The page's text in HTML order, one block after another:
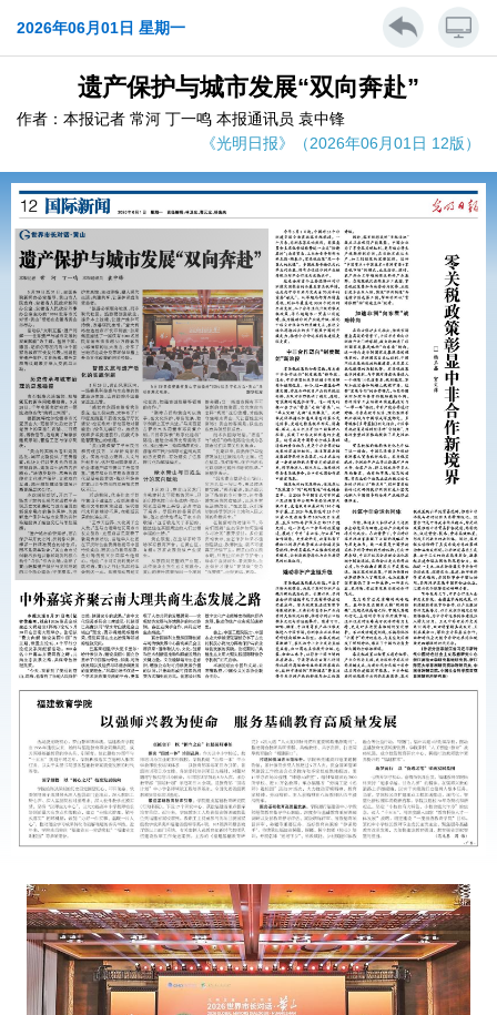
2026年06月01日 星期一
遗产保护与城市发展“双向奔赴”
作者：本报记者 常河 丁一鸣 本报通讯员 袁中锋
《光明日报》（2026年06月01日 12版）